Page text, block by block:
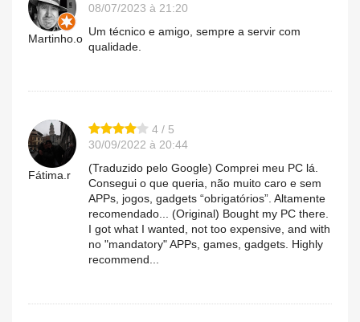
Martinho.o
08/07/2023 à 21:20
Um técnico e amigo, sempre a servir com
qualidade.
Fátima.r
4 / 5
30/09/2022 à 20:44
(Traduzido pelo Google) Comprei meu PC lá.
Consegui o que queria, não muito caro e sem
APPs, jogos, gadgets “obrigatórios”. Altamente
recomendado... (Original) Bought my PC there.
I got what I wanted, not too expensive, and with
no "mandatory" APPs, games, gadgets. Highly
recommend...